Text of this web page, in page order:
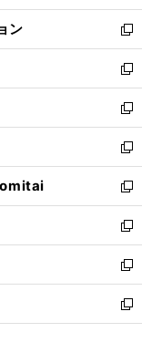
開
く
ウ
で
開
く
ン
ド
ウ
で
開
く
ウ
ィ
ン
ド
ウ
で
開
く
ン
新
し
い
ウ
ィ
ン
ド
ウ
で
開
く
新
し
い
ウ
ィ
ン
ド
ウ
で
開
く
新
し
い
ウ
ィ
ン
ド
ウ
で
開
く
新
し
い
ウ
ィ
ン
ド
ウ
で
開
新
し
い
ウ
ィ
ン
ド
ウ
新
し
い
ウ
ィ
ン
新
し
い
ウ
新
し